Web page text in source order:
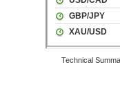
Technical